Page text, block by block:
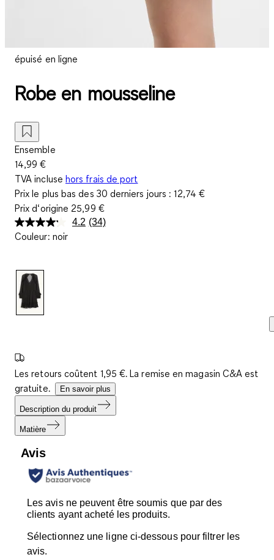
épuisé en ligne
Robe en mousseline
Ensemble
14,99 €
TVA incluse hors frais de port
Prix le plus bas des 30 derniers jours :12,74 €
Prix d‘origine 25,99 €
4.2 Lire
(34)
Couleur: noir
Les retours coûtent 1,95 €. La remise en magasin C&A est
gratuite.
En savoir plus
Description du produit
Matière
Avis
Les avis ne peuvent être soumis que par des
clients ayant acheté les produits.
Sélectionnez une ligne ci-dessous pour filtrer les
avis.